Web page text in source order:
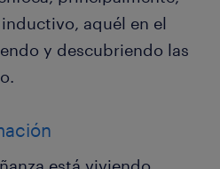
aquél en el
y descubriendo las